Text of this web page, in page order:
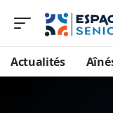
Actualités